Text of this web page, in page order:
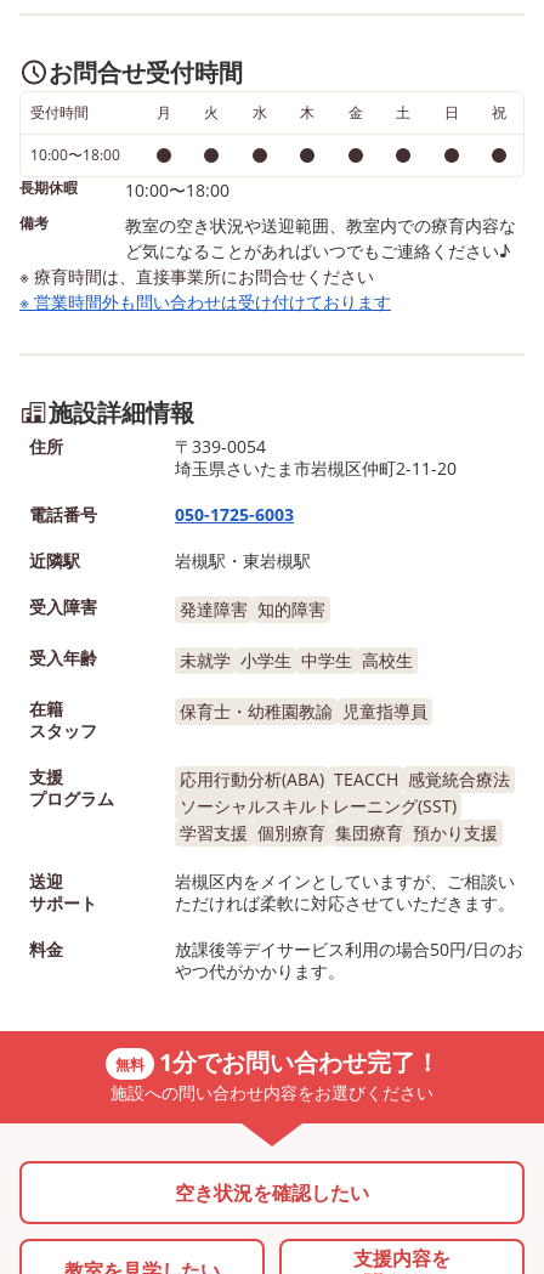
の新聞紙をお片付けしてから
(また来てね〜) (また遊んで
ね〜) (今度いわつき教室行っ
ていい？) (先生遊んでくれて
ありがとう〜) いわつき教室
となかちょう教室の合同が凄
く楽しくて夏の思い出の1ペ
ージになりましたね✌✌ 各曜
日空きがございますので、 児
童発達支援・放課後等デイサ
o｡oまぁちふるkidsなかちょ
うoﾟo｡oﾟo｡o ★児童発達支援
★ 平日 10:00-
了後-17:00) 土日祝 10:00-
16:00 長期休暇 10:00-16:00
日 学校終了後-17:00 土日
祝 10:00-16:00 長期休暇
10:00-16:00 ★住所 さいた
ま市岩槻区仲町2-11-20★ 見
学の際は白地に動物たちが行
進している看板を目印にして
ください よろしければ運営
法人のホームページもご確認
https://marchfull-kids-web-
3.jimdosite.com/ oﾟo｡oﾟo｡
oﾟo｡oﾟo｡oﾟoﾟo｡oﾟo｡oﾟo ﾟ
o｡oﾟo｡oﾟoﾟo｡oﾟ
16:00 長期休暇 10:00-
に動物たちが行進してい
板を目印にしてください
ろしければ運営法人のホ
https://marchfull-kids-
3.jimdosite.com/ oﾟo｡o
oﾟo｡oﾟo｡oﾟoﾟo｡oﾟo｡oﾟ
o｡oﾟo｡oﾟoﾟo｡oﾟ
お問合せ受付時間
受付時間 月 火 水 木 金 土 日 祝
10:00〜18:00
長期休暇
10:00〜18:00
備考
教室の空き状況や送迎範囲、教室内での療育内容な
ど気になることがあればいつでもご連絡ください♪
※ 療育時間は、直接事業所にお問合せください
※ 営業時間外も問い合わせは受け付けております
施設詳細情報
住所
〒339-0054
埼玉県さいたま市岩槻区仲町2-11-20
電話番号
050-1725-6003
近隣駅
岩槻駅・東岩槻駅
受入障害
発達障害 知的障害
受入年齢 未就学 小学生 中学生 高校生
在籍
スタッフ
保育士・幼稚園教諭 児童指導員
支援
プログラム
応用行動分析(ABA) TEACCH 感覚統合療法
ソーシャルスキルトレーニング(SST)
学習支援 個別療育 集団療育 預かり支援
送迎
サポート
岩槻区内をメインとしていますが、ご相談い
ただければ柔軟に対応させていただきます。
料金
放課後等デイサービス利用の場合50円/日のお
やつ代がかかります。
無料 1分でお問い合わせ完了！
施設への問い合わせ内容をお選びください
空き状況を確認したい
支援内容を